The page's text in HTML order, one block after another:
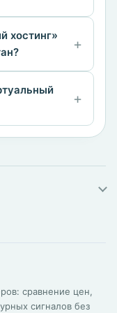
хостинг»
сравнение цен,
сигналов без